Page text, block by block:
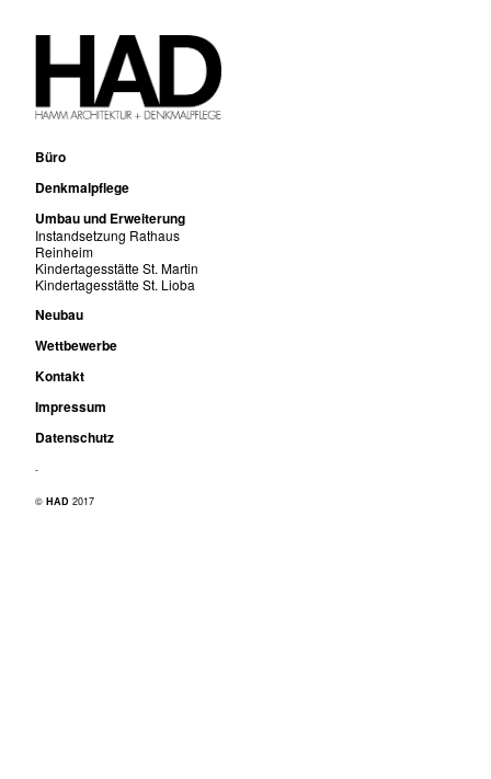
Büro
Denkmalpflege
Umbau und Erweiterung
Instandsetzung Rathaus
Reinheim
Kindertagesstätte St. Martin
Kindertagesstätte St. Lioba
Neubau
Wettbewerbe
Kontakt
Impressum
Datenschutz
-
© HAD 2017